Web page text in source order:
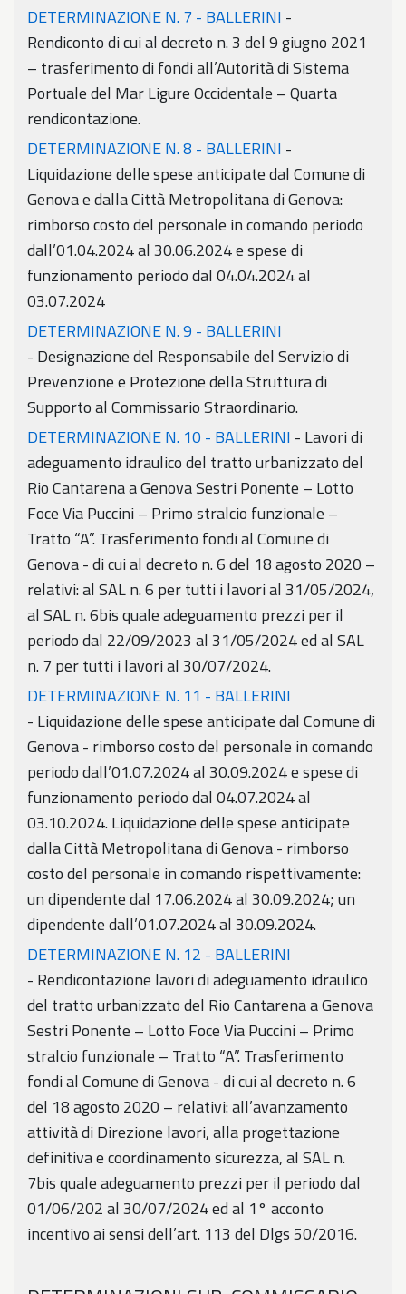
DETERMINAZIONE N. 7 - BALLERINI -
Rendiconto di cui al decreto n. 3 del 9 giugno 2021
– trasferimento di fondi all’Autorità di Sistema
Portuale del Mar Ligure Occidentale – Quarta
rendicontazione.
DETERMINAZIONE N. 8 - BALLERINI -
Liquidazione delle spese anticipate dal Comune di
Genova e dalla Città Metropolitana di Genova:
rimborso costo del personale in comando periodo
dall’01.04.2024 al 30.06.2024 e spese di
funzionamento periodo dal 04.04.2024 al
03.07.2024
DETERMINAZIONE N. 9 - BALLERINI
- Designazione del Responsabile del Servizio di
Prevenzione e Protezione della Struttura di
Supporto al Commissario Straordinario.
DETERMINAZIONE N. 10 - BALLERINI - Lavori di
adeguamento idraulico del tratto urbanizzato del
Rio Cantarena a Genova Sestri Ponente – Lotto
Foce Via Puccini – Primo stralcio funzionale –
Tratto “A”. Trasferimento fondi al Comune di
Genova - di cui al decreto n. 6 del 18 agosto 2020 –
relativi: al SAL n. 6 per tutti i lavori al 31/05/2024,
al SAL n. 6bis quale adeguamento prezzi per il
periodo dal 22/09/2023 al 31/05/2024 ed al SAL
n. 7 per tutti i lavori al 30/07/2024.
DETERMINAZIONE N. 11 - BALLERINI
- Liquidazione delle spese anticipate dal Comune di
Genova - rimborso costo del personale in comando
periodo dall’01.07.2024 al 30.09.2024 e spese di
funzionamento periodo dal 04.07.2024 al
03.10.2024. Liquidazione delle spese anticipate
dalla Città Metropolitana di Genova - rimborso
costo del personale in comando rispettivamente:
un dipendente dal 17.06.2024 al 30.09.2024; un
dipendente dall’01.07.2024 al 30.09.2024.
DETERMINAZIONE N. 12 - BALLERINI
- Rendicontazione lavori di adeguamento idraulico
del tratto urbanizzato del Rio Cantarena a Genova
Sestri Ponente – Lotto Foce Via Puccini – Primo
stralcio funzionale – Tratto “A”. Trasferimento
fondi al Comune di Genova - di cui al decreto n. 6
del 18 agosto 2020 – relativi: all’avanzamento
attività di Direzione lavori, alla progettazione
definitiva e coordinamento sicurezza, al SAL n.
7bis quale adeguamento prezzi per il periodo dal
01/06/202 al 30/07/2024 ed al 1° acconto
incentivo ai sensi dell’art. 113 del Dlgs 50/2016.